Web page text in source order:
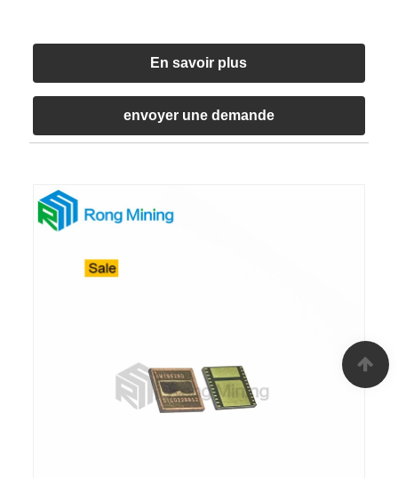
En savoir plus
envoyer une demande